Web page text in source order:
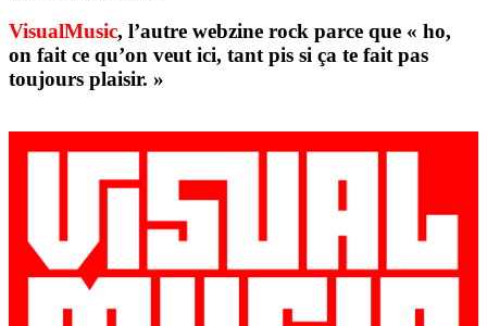
VisualMusic, l’autre webzine rock parce que « ho,
on fait ce qu’on veut ici, tant pis si ça te fait pas
toujours plaisir. »